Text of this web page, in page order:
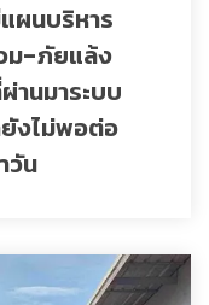
ผนบริหาร
ม-ภัยแล้ง
านมาระบบ
งไม่พอต่อ
วัน